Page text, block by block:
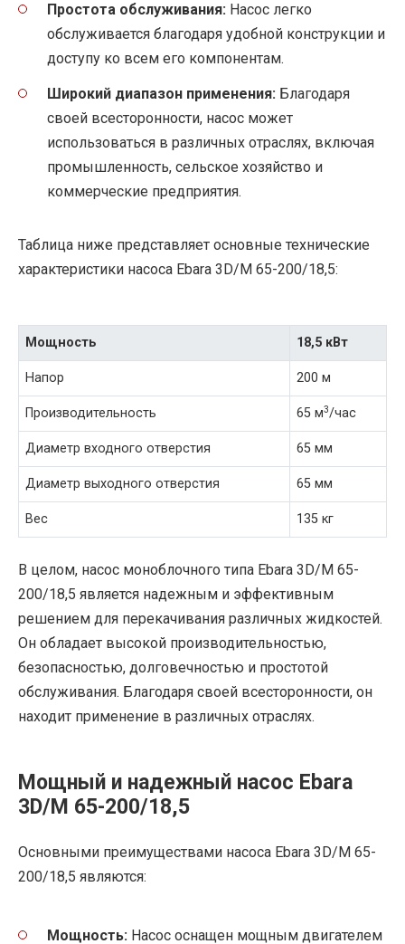
Простота обслуживания: Насос легко
обслуживается благодаря удобной конструкции и
доступу ко всем его компонентам.
Широкий диапазон применения: Благодаря
своей всесторонности, насос может
использоваться в различных отраслях, включая
промышленность, сельское хозяйство и
коммерческие предприятия.
Таблица ниже представляет основные технические
характеристики насоса Ebara 3D/M 65-200/18,5:
Мощность 18,5 кВт
Напор 200 м
Производительность 65 м3/час
Диаметр входного отверстия 65 мм
Диаметр выходного отверстия 65 мм
Вес 135 кг
В целом, насос моноблочного типа Ebara 3D/M 65-
200/18,5 является надежным и эффективным
решением для перекачивания различных жидкостей.
Он обладает высокой производительностью,
безопасностью, долговечностью и простотой
обслуживания. Благодаря своей всесторонности, он
находит применение в различных отраслях.
Мощный и надежный насос Ebara
3D/M 65-200/18,5
Основными преимуществами насоса Ebara 3D/M 65-
200/18,5 являются:
Мощность: Насос оснащен мощным двигателем